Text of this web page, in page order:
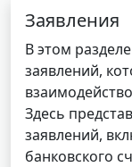
Заявления
В этом
заявлений,
Здесь
заявлений,
банковского